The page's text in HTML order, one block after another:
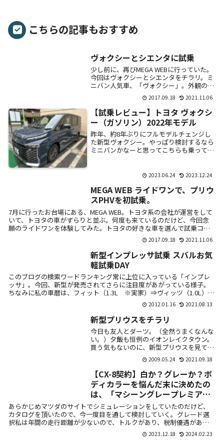
こちらの記事もおすすめ
ヴォクシーとシエンタに試乗
少し前に、再びMEGA WEBに行っていた。
今回はヴォクシーとシエンタをチラリ。ミ
ニバン人気車、「ヴォクシー」。外観のデ
ザイン、室内の広さ、車高の低さ、タコメ
ーター付きメーター、ゲート式シフ
ト・・・個...
2017.09.18 2021.11.06
【試乗レビュー】トヨタ ヴォクシ
ー（ガソリン）2022年モデル
昨年、約8年ぶりにフルモデルチェンジし
た新型ヴォクシー。やっぱり検討するなら
ミニバンかなーと思ってこちらも乗ってみ
2023.06.24 2023.12.24
MEGA WEB ライドワンで、プリウ
スPHVを初試乗。
7月に行ったお台場にある、MEGA WEB。トヨタ系の会社が運営をして
いて、トヨタの車がずらりと並ぶ。何度も来ているのだけど、今回念
願のライドワンを体験してみた。トヨタの好きな車を選んで試乗コー
2017.09.18 2021.11.06
新型インプレッサ試乗 スバルお気
軽試乗DAY
このブログの検索ワードランキング常に上位に入っている「インプレ
ッサ」。今回、新型が発売されてさらに注目度があがっている様子。
ちなみに私の車暦は、フィット（1.3L ※実家）⇒ヴィッツ（1.0L）⇒
2012.01.16 2021.08.13
新型プリウスをチラリ
今日も友人とダーツ。（全然うまくなんな
い。）夕飯も恒例のイオンレイクタウン。
買う気もないのに、新型プリウスを見てい
こうという話に。とっても大きなショッピ
ングモールで、トヨタ系のディーラーが5
つぐらい入...
2009.05.24 2021.09.18
【CX-8契約】白か？グレーか？ボ
ディカラーを悩んだ末に決めたの
は、「マシーングレープレミアム
メタック」。
あらかじめマツダのサイトでシミュレーションをしていたのだけど、
カタログを頂いたので、今一度目を通して検討していく。グレード選
択私は年間の走行距離が少ないので、トルクがあり、税制優遇があろ
2023.12.18 2024.02.23